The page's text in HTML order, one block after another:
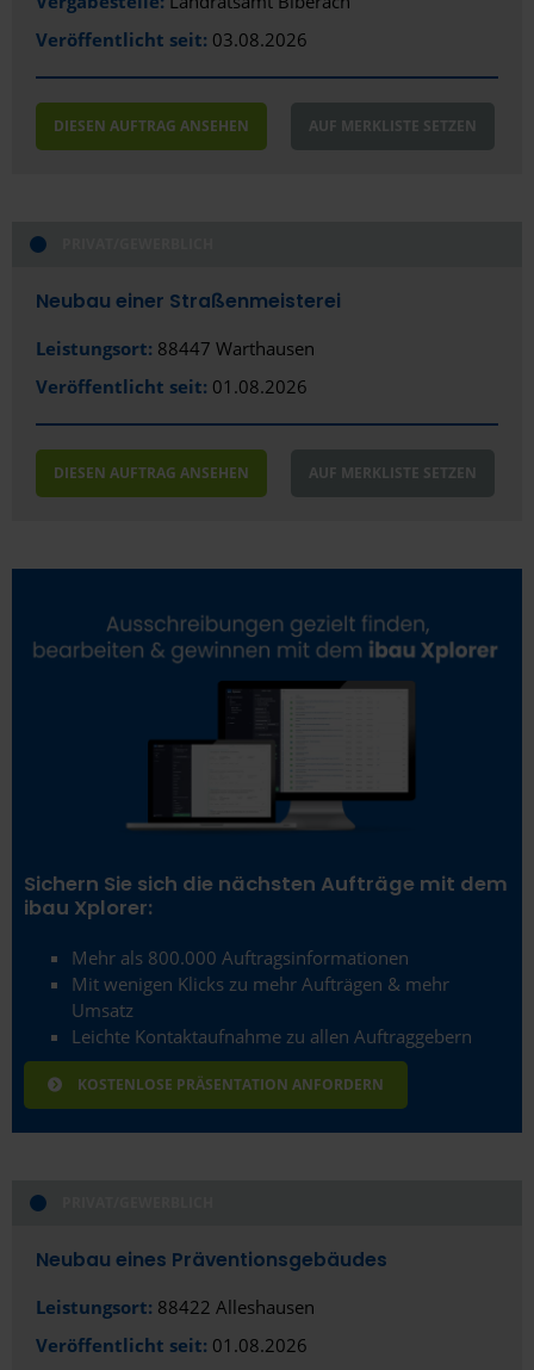
Veröffentlicht seit: 03.08.2026
DIESEN AUFTRAG ANSEHEN AUF MERKLISTE SETZEN
Neubau einer Straßenmeisterei
Leistungsort: 88447 Warthausen
Veröffentlicht seit: 01.08.2026
DIESEN AUFTRAG ANSEHEN AUF MERKLISTE SETZEN
Sichern Sie sich die nächsten Aufträge mit dem
ibau Xplorer:
Mehr als 800.000 Auftragsinformationen
Mit wenigen Klicks zu mehr Aufträgen & mehr
Umsatz
Leichte Kontaktaufnahme zu allen Auftraggebern
KOSTENLOSE PRÄSENTATION ANFORDERN
Neubau eines Präventionsgebäudes
Leistungsort: 88422 Alleshausen
Veröffentlicht seit: 01.08.2026